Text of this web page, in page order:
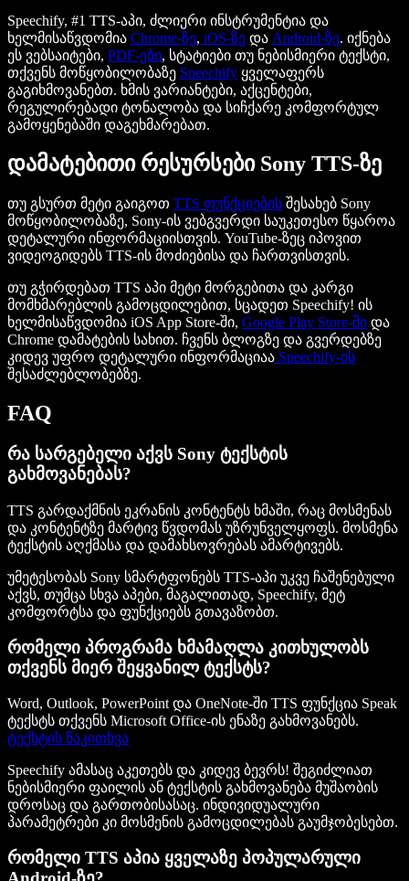
Speechify, #1 TTS-აპი, ძლიერი ინსტრუმენტია და
ხელმისაწვდომია Chrome-ზე, iOS-ზე და Android-ზე. იქნება
ეს ვებსაიტები, PDF-ები, სტატიები თუ ნებისმიერი ტექსტი,
თქვენს მოწყობილობაზე Speechify ყველაფერს
გაგიხმოვანებთ. ხმის ვარიანტები, აქცენტები,
რეგულირებადი ტონალობა და სიჩქარე კომფორტულ
გამოყენებაში დაგეხმარებათ.
დამატებითი რესურსები Sony TTS-ზე
თუ გსურთ მეტი გაიგოთ TTS ფუნქციების შესახებ Sony
მოწყობილობაზე, Sony-ის ვებგვერდი საუკეთესო წყაროა
დეტალური ინფორმაციისთვის. YouTube-ზეც იპოვით
ვიდეოგიდებს TTS-ის მოძიებისა და ჩართვისთვის.
თუ გჭირდებათ TTS აპი მეტი მორგებითა და კარგი
მომხმარებლის გამოცდილებით, სცადეთ Speechify! ის
ხელმისაწვდომია iOS App Store-ში, Google Play Store-ში და
Chrome დამატების სახით. ჩვენს ბლოგზე და გვერდებზე
კიდევ უფრო დეტალური ინფორმაციაა Speechify-ის
შესაძლებლობებზე.
FAQ
რა სარგებელი აქვს Sony ტექსტის
გახმოვანებას?
TTS გარდაქმნის ეკრანის კონტენტს ხმაში, რაც მოსმენას
და კონტენტზე მარტივ წვდომას უზრუნველყოფს. მოსმენა
ტექსტის აღქმასა და დამახსოვრებას ამარტივებს.
უმეტესობას Sony სმარტფონებს TTS-აპი უკვე ჩაშენებული
აქვს, თუმცა სხვა აპები, მაგალითად, Speechify, მეტ
კომფორტსა და ფუნქციებს გთავაზობთ.
რომელი პროგრამა ხმამაღლა კითხულობს
თქვენს მიერ შეყვანილ ტექსტს?
Word, Outlook, PowerPoint და OneNote-ში TTS ფუნქცია Speak
ტექსტს თქვენს Microsoft Office-ის ენაზე გახმოვანებს.
ტექსტის წაკითხვა
Speechify ამასაც აკეთებს და კიდევ ბევრს! შეგიძლიათ
ნებისმიერი ფაილის ან ტექსტის გახმოვანება მუშაობის
დროსაც და გართობისასაც. ინდივიდუალური
პარამეტრები კი მოსმენის გამოცდილებას გაუმჯობესებთ.
რომელი TTS აპია ყველაზე პოპულარული